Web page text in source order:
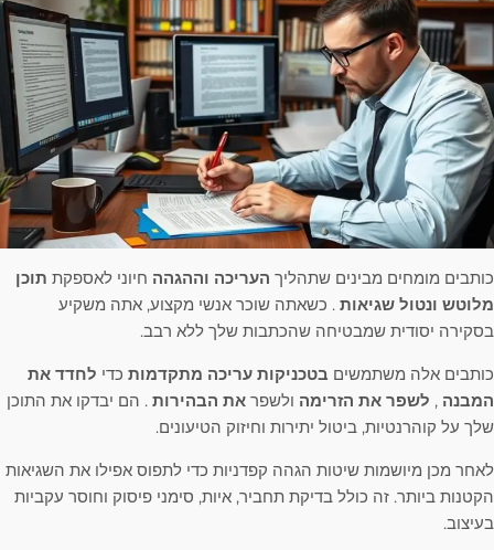
כותבים מומחים מבינים שתהליך העריכה וההגהה חיוני לאספקת תוכן
מלוטש ונטול שגיאות . כשאתה שוכר אנשי מקצוע, אתה משקיע
בסקירה יסודית שמבטיחה שהכתבות שלך ללא רבב.
כותבים אלה משתמשים בטכניקות עריכה מתקדמות כדי לחדד את
המבנה , לשפר את הזרימה ולשפר את הבהירות . הם יבדקו את התוכן
שלך על קוהרנטיות, ביטול יתירות וחיזוק הטיעונים.
לאחר מכן מיושמות שיטות הגהה קפדניות כדי לתפוס אפילו את השגיאות
הקטנות ביותר. זה כולל בדיקת תחביר, איות, סימני פיסוק וחוסר עקביות
בעיצוב.